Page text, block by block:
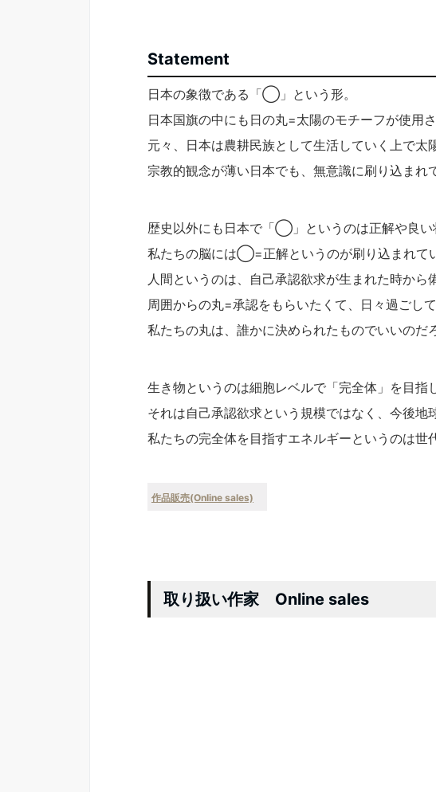
Statement
日本の象徴である「◯」という形。
日本国旗の中にも日の丸=太陽のモチーフが使用さ
元々、日本は農耕民族として生活していく上で太
宗教的観念が薄い日本でも、無意識に刷り込まれ
歴史以外にも日本で「◯」というのは正解や良い
私たちの脳には◯=正解というのが刷り込まれて
人間というのは、自己承認欲求が生まれた時から
周囲からの丸=承認をもらいたくて、日々過ごして
私たちの丸は、誰かに決められたものでいいのだ
生き物というのは細胞レベルで「完全体」を目指
それは自己承認欲求という規模ではなく、今後地
私たちの完全体を目指すエネルギーというのは世
作品販売(Online sales)
取り扱い作家 Online sales